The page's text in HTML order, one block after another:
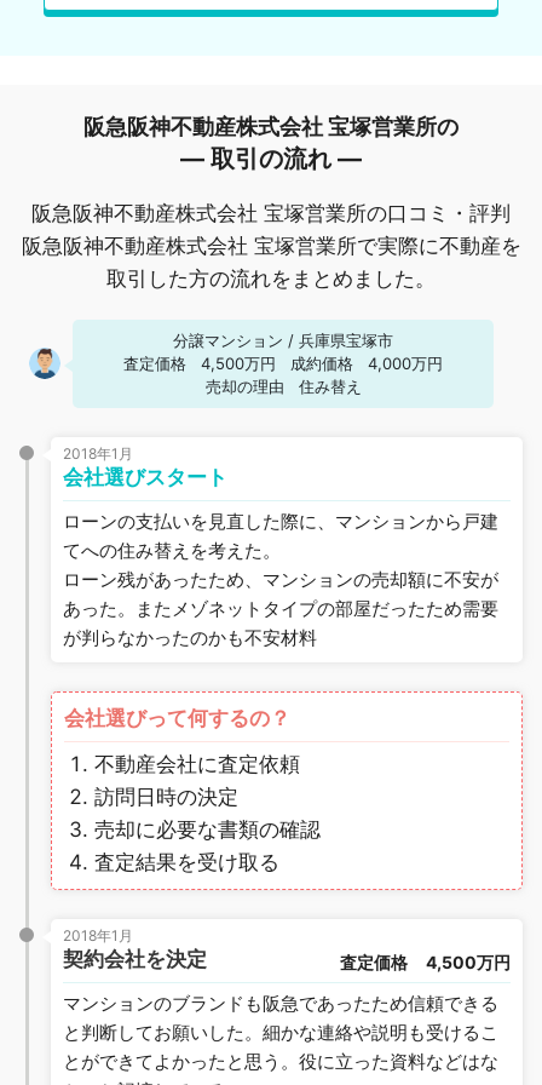
阪急阪神不動産株式会社 宝塚営業所の
― 取引の流れ ―
阪急阪神不動産株式会社 宝塚営業所の口コミ・評判
阪急阪神不動産株式会社 宝塚営業所で実際に不動産を
取引した方の流れをまとめました。
分譲マンション / 兵庫県宝塚市
査定価格
4,500万円 成約価格
4,000万円
売却の理由
住み替え
2018年1月
会社選びスタート
ローンの支払いを見直した際に、マンションから戸建
てへの住み替えを考えた。
ローン残があったため、マンションの売却額に不安が
あった。またメゾネットタイプの部屋だったため需要
が判らなかったのかも不安材料
会社選びって何するの？
不動産会社に査定依頼
訪問日時の決定
売却に必要な書類の確認
査定結果を受け取る
2018年1月
契約会社を決定 査定価格 4,500万円
マンションのブランドも阪急であったため信頼できる
と判断してお願いした。細かな連絡や説明も受けるこ
とができてよかったと思う。役に立った資料などはな